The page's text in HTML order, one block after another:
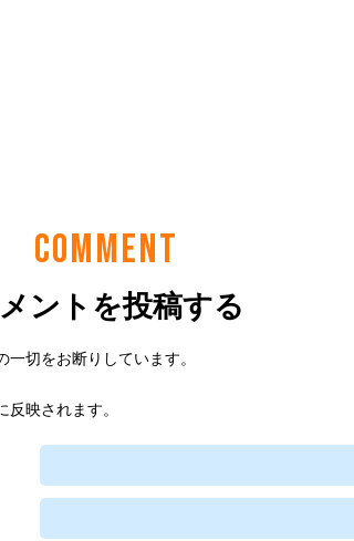
COMMENT
ントを投稿する
切をお断りしています。
映されます。